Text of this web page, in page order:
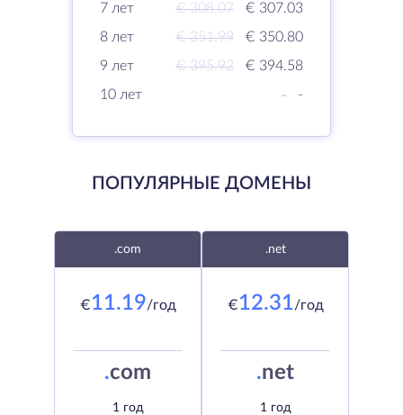
7 лет
€ 308.07
€ 307.03
8 лет
€ 351.99
€ 350.80
9 лет
€ 395.92
€ 394.58
10 лет
- -
ПОПУЛЯРНЫЕ ДОМЕНЫ
.com
€11.19/год
.com
1 год
.net
€12.31/год
.net
1 год